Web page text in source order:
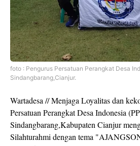
foto : Pengurus Persatuan Perangkat Desa
Sindangbarang,Cianjur.
Wartadesa // Menjaga Loyalitas dan
Persatuan Perangkat Desa Indonesia
Sindangbarang,Kabupaten Cianjur
Silahturahmi dengan tema